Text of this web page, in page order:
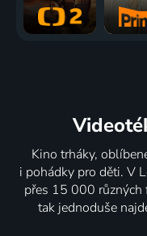
Kino trháky,
i pohádky pro děti. V
přes 15 000 různých
tak jednoduše